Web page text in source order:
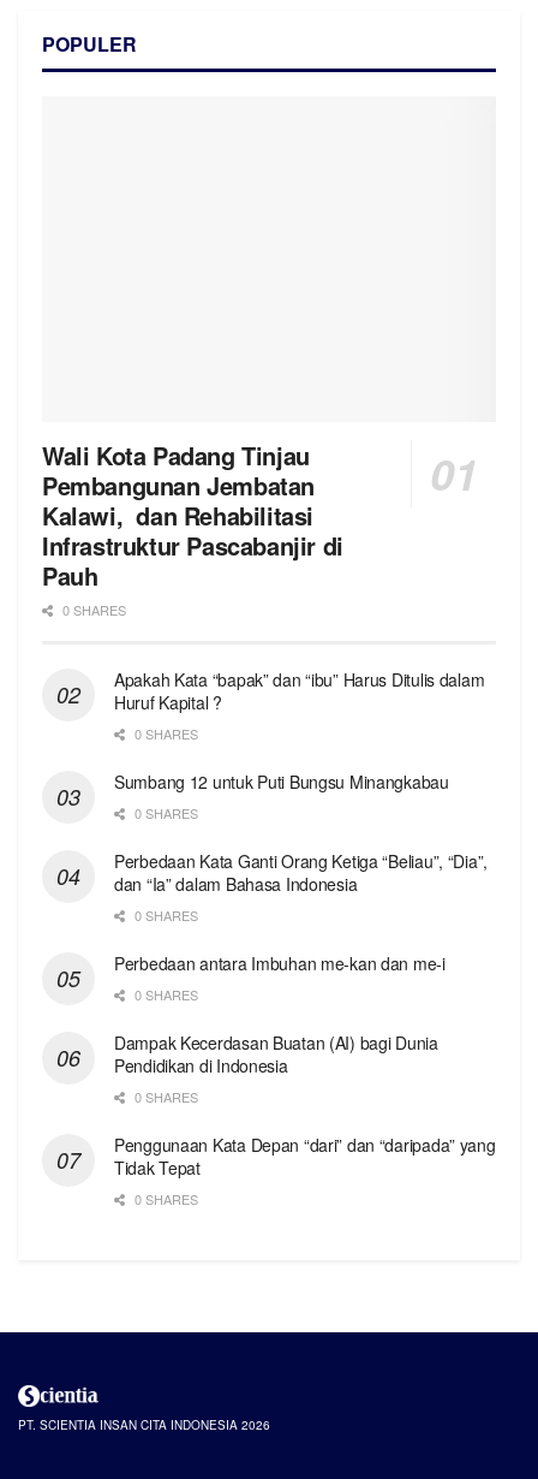
POPULER
Wali Kota Padang Tinjau
Pembangunan Jembatan
Kalawi, dan Rehabilitasi
Infrastruktur Pascabanjir di
Pauh
0 SHARES
Apakah Kata “bapak” dan “ibu” Harus Ditulis dalam
Huruf Kapital ?
0 SHARES
Sumbang 12 untuk Puti Bungsu Minangkabau
0 SHARES
Perbedaan Kata Ganti Orang Ketiga “Beliau”, “Dia”,
dan “Ia” dalam Bahasa Indonesia
0 SHARES
Perbedaan antara Imbuhan me-kan dan me-i
0 SHARES
Dampak Kecerdasan Buatan (AI) bagi Dunia
Pendidikan di Indonesia
0 SHARES
Penggunaan Kata Depan “dari” dan “daripada” yang
Tidak Tepat
0 SHARES
PT. SCIENTIA INSAN CITA INDONESIA 2026